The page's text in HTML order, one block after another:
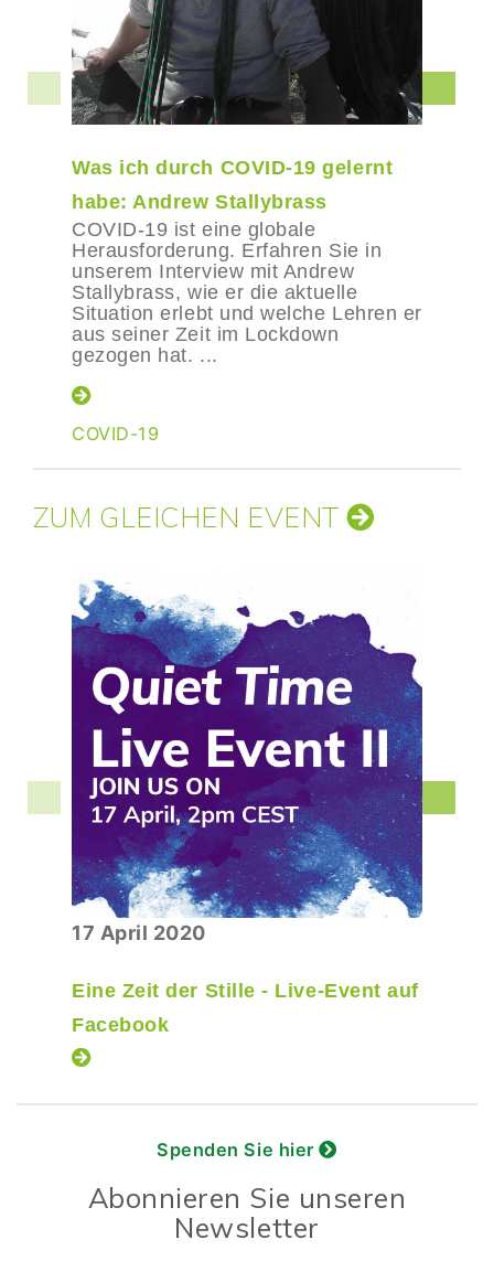
Was ich durch COVID-19 gelernt
habe: Andrew Stallybrass
COVID-19 ist eine globale
Herausforderung. Erfahren Sie in
unserem Interview mit Andrew
Stallybrass, wie er die aktuelle
Situation erlebt und welche Lehren er
aus seiner Zeit im Lockdown
gezogen hat. ...
COVID-19
ZUM GLEICHEN EVENT
17 April 2020
Eine Zeit der Stille - Live-Event auf
Facebook
Spenden Sie hier
Abonnieren Sie unseren
Newsletter